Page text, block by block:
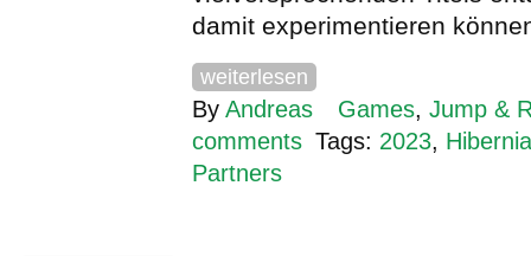
damit experimentieren
weiterlesen
By Andreas Games, Jump &
comments Tags: 2023,
Partners